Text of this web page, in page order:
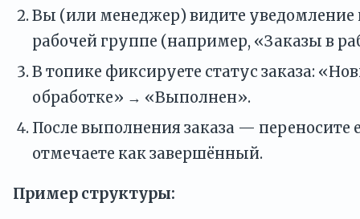
Вы (или менеджер) видите уведомление
рабочей группе (например, «Заказы в
В топике фиксируете статус заказа:
обработке» → «Выполнен».
После выполнения заказа — переносите
отмечаете как завершённый.
Пример структуры: